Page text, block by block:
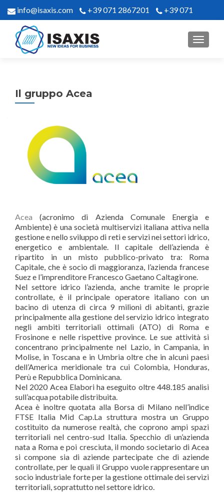
info@isaxis.com +39 071 2867201 +39 071
2867302
MENU
Il gruppo Acea
Acea (acronimo di Azienda Comunale Energia e
Ambiente) è una società multiservizi italiana attiva nella
gestione e nello sviluppo di reti e servizi nei settori idrico,
energetico e ambientale. Il capitale dell’azienda è
ripartito in un misto pubblico-privato tra: Roma
Capitale, che è socio di maggioranza, l’azienda francese
Suez e l’imprenditore Francesco Gaetano Caltagirone.
Nel settore idrico l’azienda, anche tramite le proprie
controllate, è il principale operatore italiano con un
bacino di utenza di circa 9 milioni di abitanti, grazie
principalmente alla gestione del servizio idrico integrato
negli ambiti territoriali ottimali (ATO) di Roma e
Frosinone e nelle rispettive province. Le sue attività si
concentrano principalmente nel Lazio, in Campania, in
Molise, in Toscana e in Umbria oltre che in alcuni paesi
dell’America meridionale tra cui Colombia, Honduras,
Perù e Repubblica Dominicana.
Nel 2020 Acea Elabori ha eseguito oltre 448.185 analisi
sull’acqua potabile distribuita.
Acea è inoltre quotata alla Borsa di Milano nell’indice
FTSE Italia Mid Cap.La struttura mostra un Gruppo
costituito da numerose realtà, che coprono ampi spazi
territoriali nel centro-sud Italia. Specchio di un’azienda
nata a Roma e poi cresciuta, il mondo societario di Acea
si compone sia di aziende partecipate che di aziende
controllate, per le quali il Gruppo vuole rappresentare un
socio industriale forte per la gestione ottimale dei servizi
territoriali, soprattutto nel settore idrico.